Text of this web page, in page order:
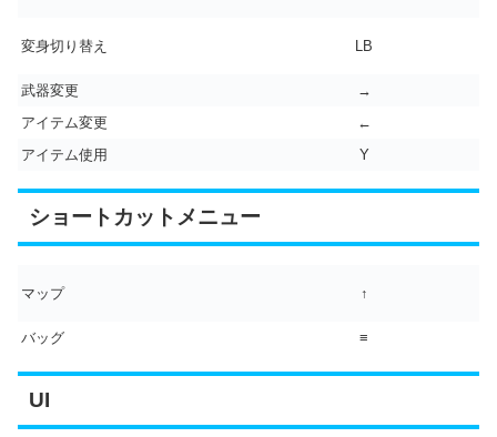
変身切り替え LB
武器変更
→
アイテム変更
←
アイテム使用
Y
ショートカットメニュー
マップ ↑
バッグ ≡
UI